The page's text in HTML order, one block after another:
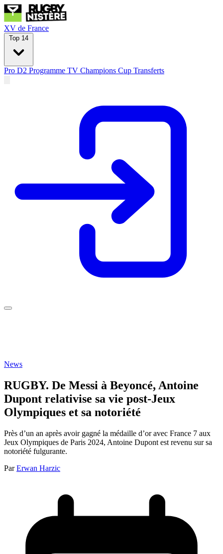
XV de France
Top 14
Pro D2 Programme TV Champions Cup Transferts
News
RUGBY. De Messi à Beyoncé, Antoine
Dupont relativise sa vie post-Jeux
Olympiques et sa notoriété
Près d’un an après avoir gagné la médaille d’or avec France 7 aux
Jeux Olympiques de Paris 2024, Antoine Dupont est revenu sur sa
notoriété fulgurante.
Par Erwan Harzic